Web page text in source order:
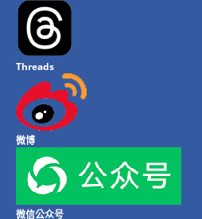
Threads
微博
微信公众号